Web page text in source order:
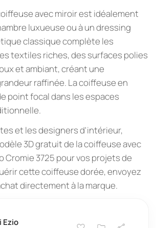
avec miroir est idéalement
luxueuse ou à un dressing
classique complète les
textiles riches, des surfaces polies
et ambiant, créant une
raffinée. La coiffeuse en
point focal dans les espaces
et les designers d'intérieur,
3D gratuit de la coiffeuse avec
Cromie 3725 pour vos projets de
cette coiffeuse dorée, envoyez
directement à la marque.
Ezio